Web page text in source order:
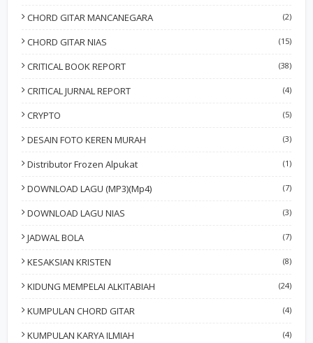
CHORD GITAR MANCANEGARA (2)
CHORD GITAR NIAS (15)
CRITICAL BOOK REPORT (38)
CRITICAL JURNAL REPORT (4)
CRYPTO (5)
DESAIN FOTO KEREN MURAH (3)
Distributor Frozen Alpukat (1)
DOWNLOAD LAGU (MP3)(Mp4) (7)
DOWNLOAD LAGU NIAS (3)
JADWAL BOLA (7)
KESAKSIAN KRISTEN (8)
KIDUNG MEMPELAI ALKITABIAH (24)
KUMPULAN CHORD GITAR (4)
KUMPULAN KARYA ILMIAH (4)